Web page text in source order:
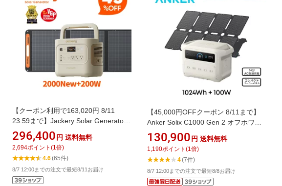
【クーポン利用で163,020円 8/11
23:59まで】Jackery Solar Generator
2000 New サンドゴールド 2042Wh
200W ポータブル電源 ソーラーパネル
セット 長寿命 バッテリー 定格2200W
コンパクト 大容量 急速充電 防災 アウ
トドア用 UPS機能 太陽光発電
296,400 円 送料無料
2,694ポイント (1倍)
4.6(65件)
8/7 12:00までの注文で最短8/11お届け
【45,000円OFFクーポン 8/11まで】
Anker Solix C1000 Gen 2 オフホワイ
ト with Anker Solix PS100 Compact
Portable Solar Panel 世界最小クラス
ポータブル電源1024Wh 世界最速の急
速充電54分 大容量 高出力 長寿命10年
キャンプ
130,900円 送料無料
1,190ポイント (1 倍)
4(7件)
8/7 12:00までの注文で最短8/8お届け